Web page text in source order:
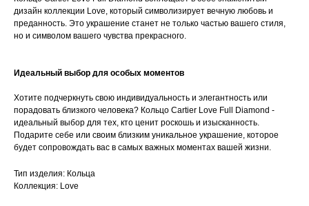
дизайн коллекции Love, который символизирует вечную любовь и
преданность. Это украшение станет не только частью вашего стиля,
но и символом вашего чувства прекрасного.
Идеальный выбор для особых моментов
Хотите подчеркнуть свою индивидуальность и элегантность или
порадовать близкого человека? Кольцо Cartier Love Full Diamond -
идеальный выбор для тех, кто ценит роскошь и изысканность.
Подарите себе или своим близким уникальное украшение, которое
будет сопровождать вас в самых важных моментах вашей жизни.
Тип изделия: Кольца
Коллекция: Love